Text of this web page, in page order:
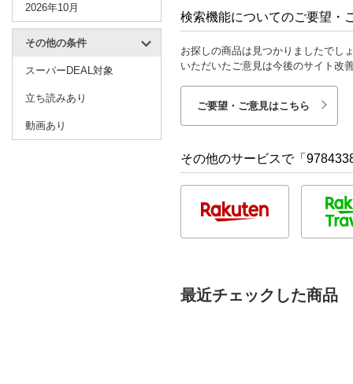
2026年10月
その他の条件
スーパーDEAL対象
立ち読みあり
動画あり
検索機能についてのご要望・
お探しの商品は見つかりましたでし
いただいたご意見は今後のサイト改
ご要望・ご意見はこちら
その他のサービスで「
最近チェックした商品